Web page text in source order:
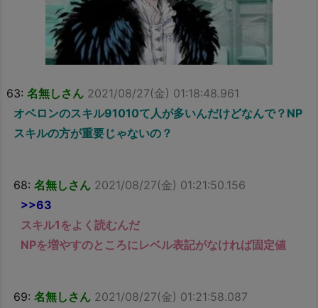
63: 名無しさん 2021/08/27(金) 01:18:48.961
オベロンのスキル91010て人が多いんだけどなんで？NP
スキルの方が重要じゃないの？
68: 名無しさん 2021/08/27(金) 01:21:50.156
>>63
スキル1をよく読むんだ
NPを増やすのところにレベル表記がなければ固定値
69: 名無しさん 2021/08/27(金) 01:21:58.087